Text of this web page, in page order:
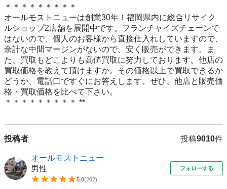
＊＊＊＊＊＊＊＊＊
オールモストニューは創業30年！福岡県内に総合リサイク
ルショップ2店舗を展開中です。フランチャイズチェーンで
はないので、個人のお客様から直接仕入れしていますので、
余計な中間マージンがないので、安く販売ができます。ま
た、買取もどこよりも高値買取に努力しております。他店の
買取価格を教えて頂けますか。その価格以上で買取できるか
どうか、電話口ですぐにお答えします。ぜひ、他店と販売価
格・買取価格を比べて下さい。
＊＊＊＊＊＊＊＊＊ **
投稿者 投稿9010件
オールモストニュー
男性
5.0(202)
フォローする